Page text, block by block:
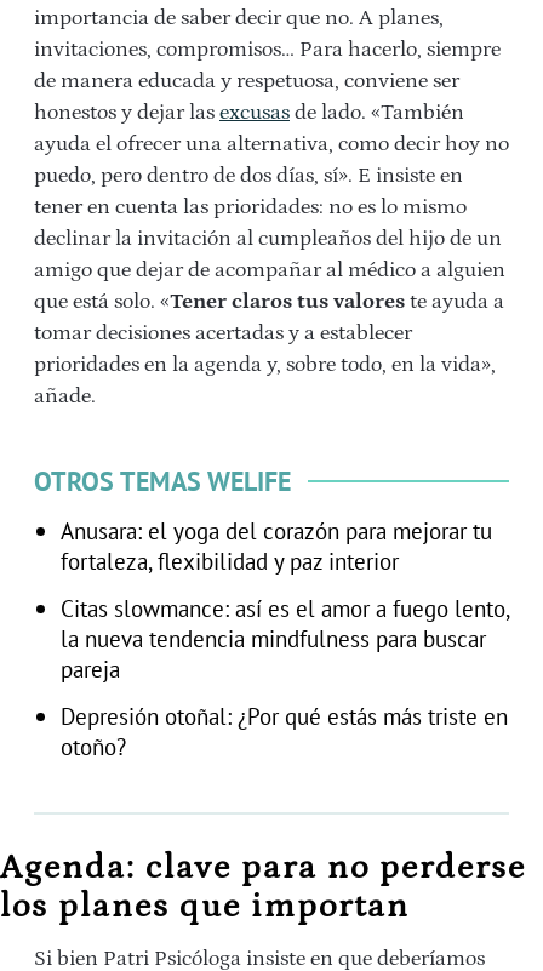
importancia de saber decir que no. A planes,
invitaciones, compromisos… Para hacerlo, siempre
de manera educada y respetuosa, conviene ser
honestos y dejar las excusas de lado. «También
ayuda el ofrecer una alternativa, como decir hoy no
puedo, pero dentro de dos días, sí». E insiste en
tener en cuenta las prioridades: no es lo mismo
declinar la invitación al cumpleaños del hijo de un
amigo que dejar de acompañar al médico a alguien
que está solo. «Tener claros tus valores te ayuda a
tomar decisiones acertadas y a establecer
prioridades en la agenda y, sobre todo, en la vida»,
añade.
OTROS TEMAS WELIFE
Anusara: el yoga del corazón para mejorar tu
fortaleza, flexibilidad y paz interior
Citas slowmance: así es el amor a fuego lento,
la nueva tendencia mindfulness para buscar
pareja
Depresión otoñal: ¿Por qué estás más triste en
otoño?
Agenda: clave para no perderse
los planes que importan
Si bien Patri Psicóloga insiste en que deberíamos